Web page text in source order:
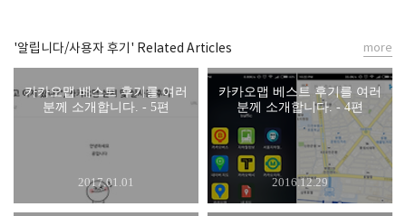
'알립니다/사용자 후기' Related Articles
카카오맵 베스트 후기를 여러
분께 소개합니다. - 5편
2017.01.01
카카오맵 베스트 후기를 여러
분께 소개합니다. - 4편
2016.12.29
more